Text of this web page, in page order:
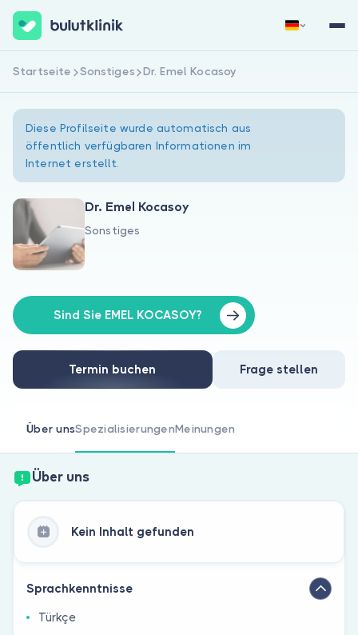
Über uns
Für Patienten
Für Ärzte
Jetzt registrieren Anmelden
Startseite Sonstiges Dr. Emel Kocasoy
Diese Profilseite wurde automatisch aus
öffentlich verfügbaren Informationen im
Internet erstellt.
Dr. Emel Kocasoy
Sonstiges
Sind Sie EMEL KOCASOY?
Termin buchen Frage stellen
Über unsSpezialisierungenMeinungen
Über uns
Kein Inhalt gefunden
Sprachkenntnisse
Türkçe